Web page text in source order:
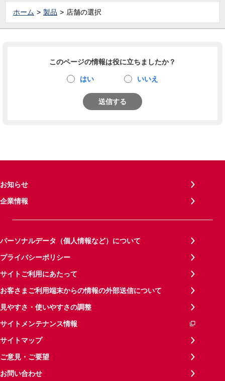
ホーム 製品 店舗の選択
このページの情報は役に立ちましたか？
はい いいえ
送信する
お知らせ
企業情報
パーソナルデータ（個人情報など）について
プライバシーポリシー
サイトご利用にあたって
お客さまご利用端末からの情報の外部送信について
見やすさ・使いやすさの調整
サイトメンテナンス情報
サイトマップ
ご意見・ご要望
お問い合わせ